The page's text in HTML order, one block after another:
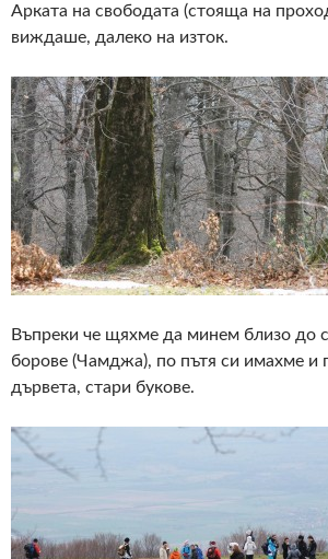
Арката на свободата (стояща на
виждаше, далеко на изток.
Въпреки че щяхме да минем близо до
борове (Чамджа), по пътя си имахме и
дървета, стари букове.